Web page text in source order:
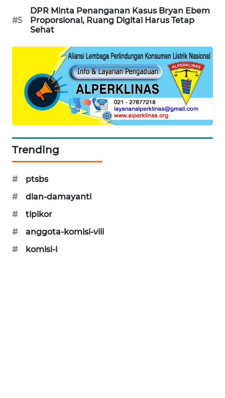
#5
DPR Minta Penanganan Kasus Bryan Ebem
Proporsional, Ruang Digital Harus Tetap
Sehat
Trending
#
ptsbs
#
dian-damayanti
#
tipikor
#
anggota-komisi-viii
#
komisi-i
NEWS
JAKARTA
KRT
NEWS
KARING
JURNAL
HUMBANG
GARONGGANG
NEWS